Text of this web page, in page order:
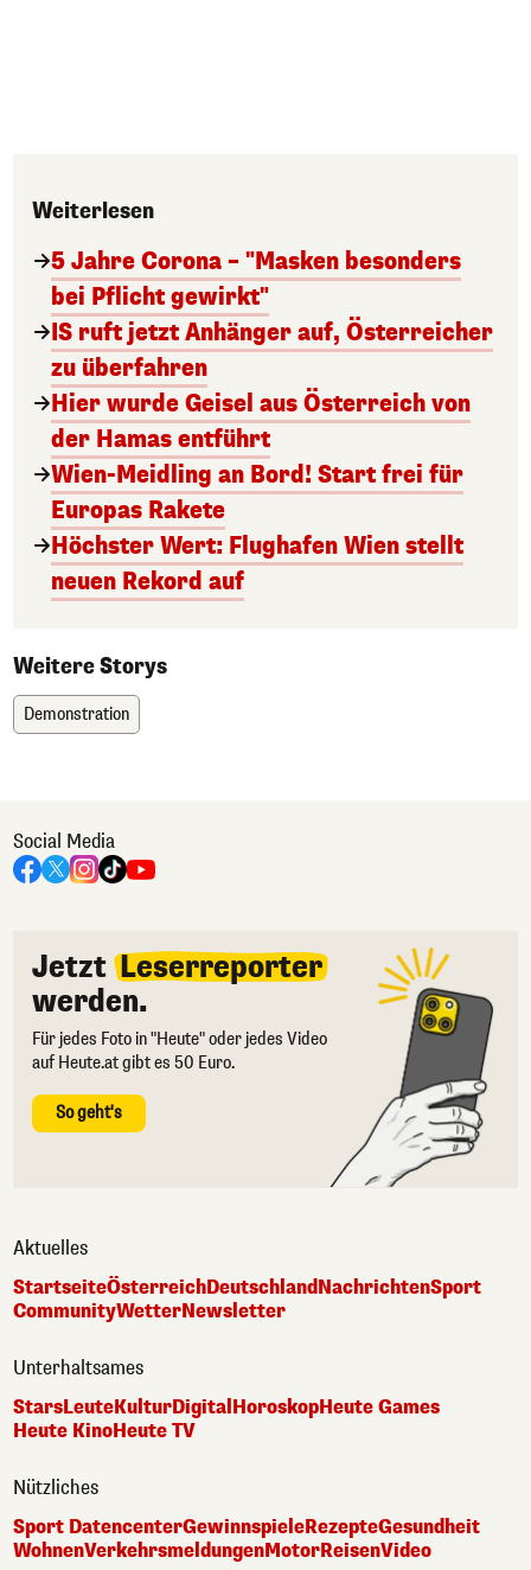
Weiterlesen
5 Jahre Corona – "Masken besonders
bei Pflicht gewirkt"
IS ruft jetzt Anhänger auf, Österreicher
zu überfahren
Hier wurde Geisel aus Österreich von
der Hamas entführt
Wien-Meidling an Bord! Start frei für
Europas Rakete
Höchster Wert: Flughafen Wien stellt
neuen Rekord auf
Weitere Storys
Demonstration
Social Media
Jetzt Leserreporter
werden.
Für jedes Foto in "Heute" oder jedes Video
auf Heute.at gibt es 50 Euro.
So geht's
Aktuelles
StartseiteÖsterreichDeutschlandNachrichtenSport
CommunityWetterNewsletter
Unterhaltsames
StarsLeuteKulturDigital HoroskopHeute Games
Heute KinoHeute TV
Nützliches
Sport DatencenterGewinnspieleRezepteGesundheit
WohnenVerkehrsmeldungenMotorReisenVideo